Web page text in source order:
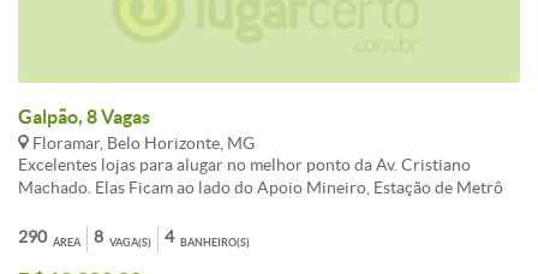
Galpão, 8 Vagas
Floramar, Belo Horizonte, MG
Excelentes lojas para alugar no melhor ponto da Av. Cristiano
Machado. Elas Ficam ao lado do Apoio Mineiro, Estação de Metrô
lojas ao todo, com 290 m² cada. Todas possui portas eletrônica -
Possui Telha Sanduíche; - Pé direito de 6,20 metros; - 08 vagas de
ÁREA
290 VAGA(S)
8 BANHEIRO(S)
4